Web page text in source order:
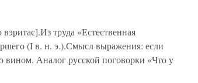
труда «Естественная
(I в. н. э.).Смысл выражения: если
вином. Аналог русской поговорки «Что у